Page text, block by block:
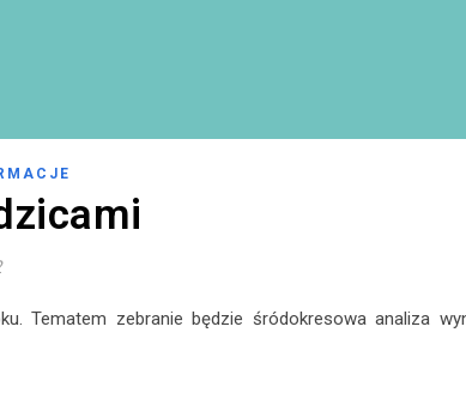
Tematem zebranie będzie śródokresowa analiza